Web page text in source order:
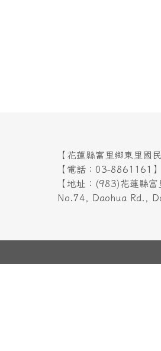
【花蓮縣富里鄉東里
【電話：03-8861161
【地址：(983)花蓮縣
No.74, Daohua Rd.,